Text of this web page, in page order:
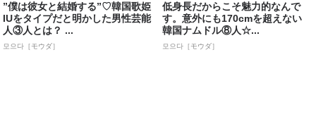
”僕は彼女と結婚する”♡韓国歌姫
IUをタイプだと明かした男性芸能
人③人とは？ ...
모으다［モウダ］
低身長だからこそ魅力的なんで
す。意外にも170cmを超えない
韓国ナムドル⑧人☆...
모으다［モウダ］